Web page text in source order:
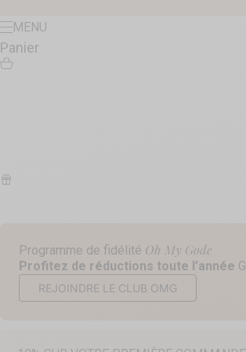
Menu
MENU
Panier
Programme de fidélité Oh My Gode
Profitez de réductions toute l’année
REJOINDRE LE CLUB OMG